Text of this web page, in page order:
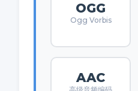
OGG
Ogg Vorbis
AAC